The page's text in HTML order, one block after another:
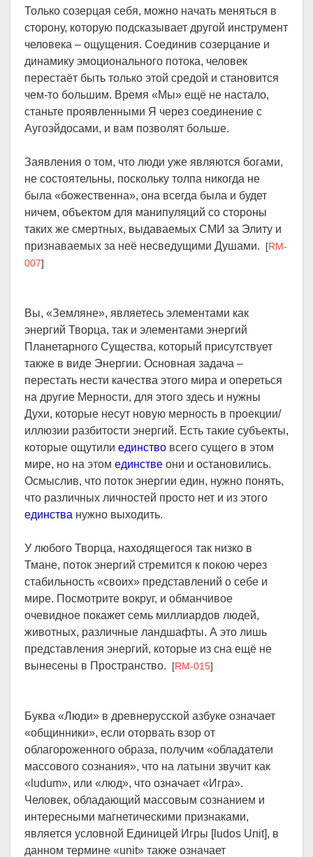
Только созерцая себя, можно начать меняться в
сторону, которую подсказывает другой инструмент
человека – ощущения. Соединив созерцание и
динамику эмоционального потока, человек
перестаёт быть только этой средой и становится
чем-то большим. Время «Мы» ещё не настало,
станьте проявленными Я через соединение с
Аугоэйдосами, и вам позволят больше.
Заявления о том, что люди уже являются богами,
не состоятельны, поскольку толпа никогда не
была «божественна», она всегда была и будет
ничем, объектом для манипуляций со стороны
таких же смертных, выдаваемых СМИ за Элиту и
признаваемых за неё несведущими Душами. [RM-
007]
Вы, «Земляне», являетесь элементами как
энергий Творца, так и элементами энергий
Планетарного Существа, который присутствует
также в виде Энергии. Основная задача –
перестать нести качества этого мира и опереться
на другие Мерности, для этого здесь и нужны
Духи, которые несут новую мерность в проекции/
иллюзии разбитости энергий. Есть такие субъекты,
которые ощутили единство всего сущего в этом
мире, но на этом единстве они и остановились.
Осмыслив, что поток энергии един, нужно понять,
что различных личностей просто нет и из этого
единства нужно выходить.
У любого Творца, находящегося так низко в
Тмане, поток энергий стремится к покою через
стабильность «своих» представлений о себе и
мире. Посмотрите вокруг, и обманчивое
очевидное покажет семь миллиардов людей,
животных, различные ландшафты. А это лишь
представления энергий, которые из сна ещё не
вынесены в Пространство. [RM-015]
Буква «Люди» в древнерусской азбуке означает
«общинники», если оторвать взор от
облагороженного образа, получим «обладатели
массового сознания», что на латыни звучит как
«ludum», или «люд», что означает «Игра».
Человек, обладающий массовым сознанием и
интересными магнетическими признаками,
является условной Единицей Игры [ludos Unit], в
данном термине «unit» также означает